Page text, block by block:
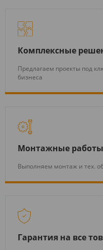
Комплексные
Предлагаем проекты под
бизнеса
Монтажные работы
Выполняем монтаж и тех.
Гарантия на все